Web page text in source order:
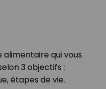
alimentaire qui vous
3 objectifs :
étapes de vie.